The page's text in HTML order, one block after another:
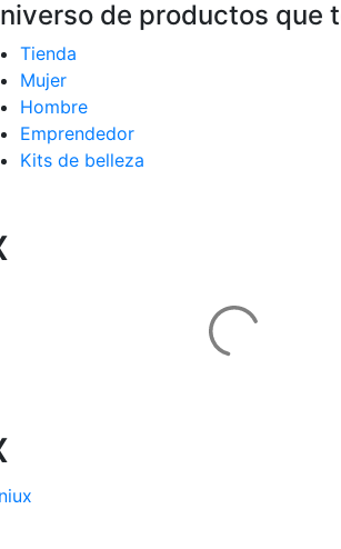
de productos que
Tienda
Mujer
Hombre
Emprendedor
Kits de belleza